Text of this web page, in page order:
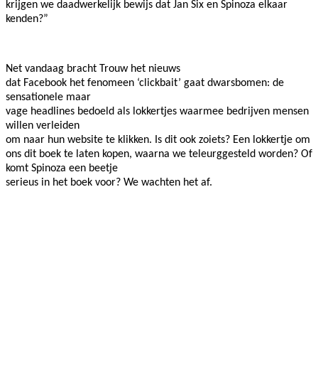
krijgen we daadwerkelijk bewijs dat Jan Six en Spinoza elkaar
kenden?”
Net vandaag bracht Trouw het nieuws
dat Facebook het fenomeen ‘clickbait’ gaat dwarsbomen: de
sensationele maar
vage headlines bedoeld als lokkertjes waarmee bedrijven mensen
willen verleiden
om naar hun website te klikken. Is dit ook zoiets? Een lokkertje om
ons dit boek te laten kopen, waarna we teleurggesteld worden? Of
komt Spinoza een beetje
serieus in het boek voor? We wachten het af.